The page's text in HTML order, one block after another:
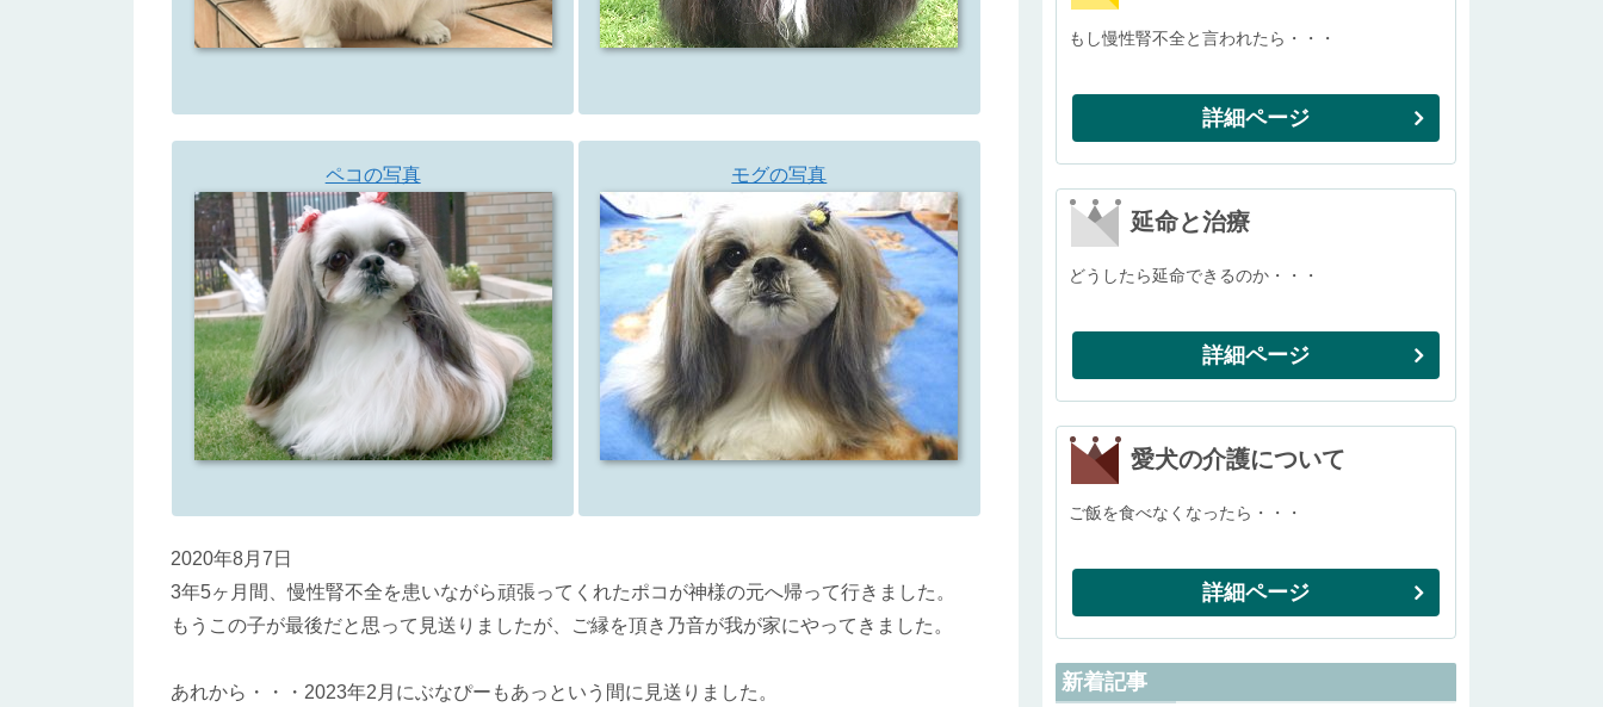
ペコの写真 モグの写真
2020年8月7日
3年5ヶ月間、慢性腎不全を患いながら頑張ってくれたポコが神様の元へ帰って行きました。
もうこの子が最後だと思って見送りましたが、ご縁を頂き乃音が我が家にやってきました。
あれから・・・2023年2月にぶなぴーもあっという間に見送りました。
もし慢性腎不全と言われたら・・・
詳細ページ
延命と治療
どうしたら延命できるのか・・・
詳細ページ
愛犬の介護について
ご飯を食べなくなったら・・・
詳細ページ
新着記事